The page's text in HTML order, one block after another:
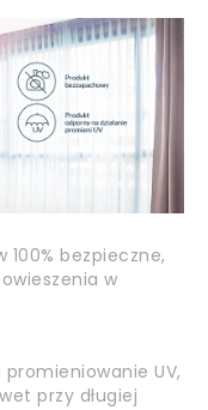
bezpieczne,
w
UV,
przy długiej